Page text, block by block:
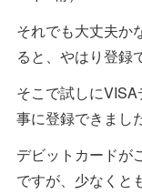
それでも大丈夫か
ると、やはり登録
そこで試しに
事に登録できまし
デビットカードが
ですが、少なくと